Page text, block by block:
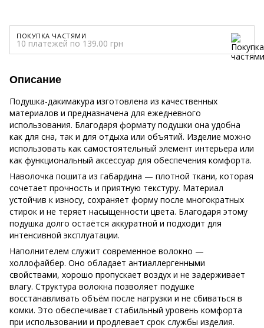
ПОКУПКА ЧАСТЯМИ
10 платежей по 139.00 грн
Описание
Подушка-дакимакура изготовлена из качественных
материалов и предназначена для ежедневного
использования. Благодаря формату подушки она удобна
как для сна, так и для отдыха или объятий. Изделие можно
использовать как самостоятельный элемент интерьера или
как функциональный аксессуар для обеспечения комфорта.
Наволочка пошита из габардина — плотной ткани, которая
сочетает прочность и приятную текстуру. Материал
устойчив к износу, сохраняет форму после многократных
стирок и не теряет насыщенности цвета. Благодаря этому
подушка долго остаётся аккуратной и подходит для
интенсивной эксплуатации.
Наполнителем служит современное волокно —
холлофайбер. Оно обладает антиаллергенными
свойствами, хорошо пропускает воздух и не задерживает
влагу. Структура волокна позволяет подушке
восстанавливать объём после нагрузки и не сбиваться в
комки. Это обеспечивает стабильный уровень комфорта
при использовании и продлевает срок службы изделия.